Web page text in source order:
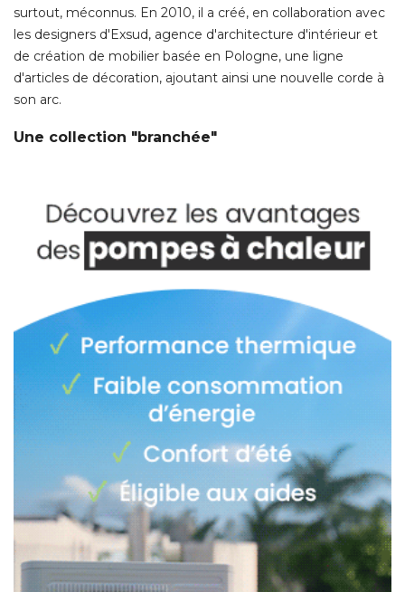
surtout, méconnus. En 2010, il a créé, en collaboration avec
les designers d'Exsud, agence d'architecture d'intérieur et
de création de mobilier basée en Pologne, une ligne
d'articles de décoration, ajoutant ainsi une nouvelle corde à
son arc.
Une collection "branchée"